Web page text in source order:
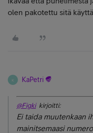
olen pakotettu sitä
K KaPetri
@Figkikirjoitti:
Ei taida muutenkaan
mainitsemaasi